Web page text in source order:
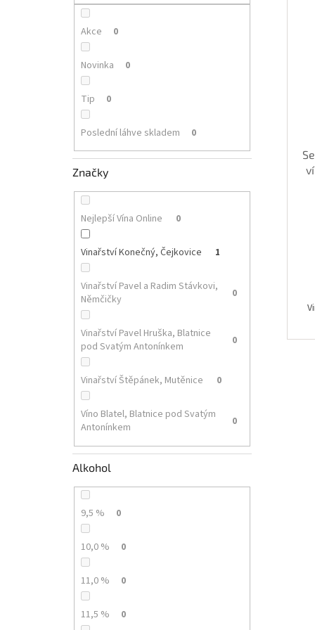
Akce 0
Novinka 0
Tip 0
Poslední láhve skladem 0
Značky
Nejlepší Vína Online 0
Vinařství Konečný, Čejkovice 1
Vinařství Pavel a Radim Stávkovi,
Němčičky
0
Vinařství Pavel Hruška, Blatnice
pod Svatým Antonínkem
0
Vinařství Štěpánek, Mutěnice 0
Víno Blatel, Blatnice pod Svatým
Antonínkem
0
Alkohol
9,5 % 0
10,0 % 0
11,0 % 0
11,5 % 0